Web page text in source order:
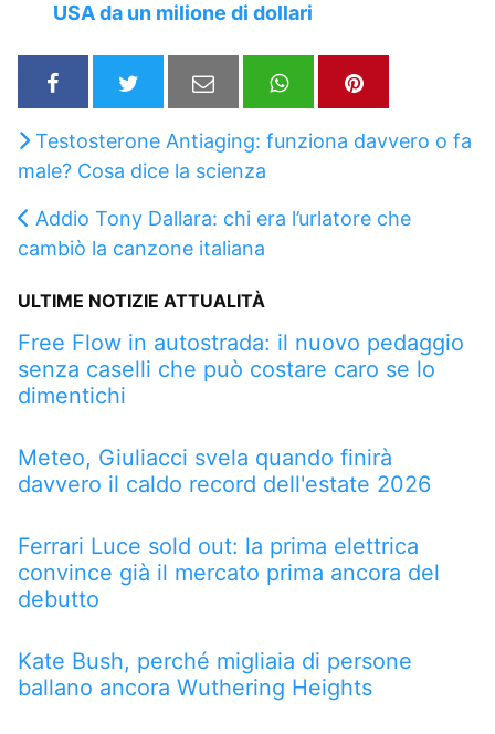
USA da un milione di dollari
Testosterone Antiaging: funziona davvero o fa
male? Cosa dice la scienza
Addio Tony Dallara: chi era l’urlatore che
cambiò la canzone italiana
ULTIME NOTIZIE ATTUALITÀ
Free Flow in autostrada: il nuovo pedaggio
senza caselli che può costare caro se lo
dimentichi
Meteo, Giuliacci svela quando finirà
davvero il caldo record dell'estate 2026
Ferrari Luce sold out: la prima elettrica
convince già il mercato prima ancora del
debutto
Kate Bush, perché migliaia di persone
ballano ancora Wuthering Heights